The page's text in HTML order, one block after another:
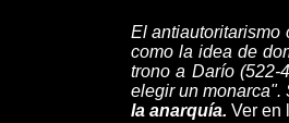
El antiautoritarismo
como la idea de
trono a Darío (522-
elegir un monarca".
la anarquía. Ver en